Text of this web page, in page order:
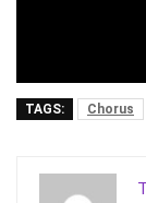
TAGS: Chorus